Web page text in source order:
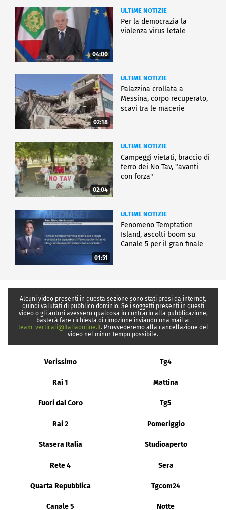
04:00
ULTIME NOTIZIE
Per la democrazia la
violenza virus letale
02:18
ULTIME NOTIZIE
Palazzina crollata a
Messina, corpo recuperato,
scavi tra le macerie
02:04
ULTIME NOTIZIE
Campeggi vietati, braccio di
ferro dei No Tav, "avanti
con forza"
01:51
ULTIME NOTIZIE
Fenomeno Temptation
Island, ascolti boom su
Canale 5 per il gran finale
Alcuni video presenti in questa sezione sono stati presi da internet,
quindi valutati di pubblico dominio. Se i soggetti presenti in questi
video o gli autori avessero qualcosa in contrario alla pubblicazione,
basterà fare richiesta di rimozione inviando una mail a:
team_verticali@italiaonline.it. Provvederemo alla cancellazione del
video nel minor tempo possibile.
Verissimo Tg4
Rai 1 Mattina
Fuori dal Coro Tg5
Rai 2 Pomeriggio
Stasera Italia Studioaperto
Rete 4 Sera
Quarta Repubblica Tgcom24
Canale 5 Notte